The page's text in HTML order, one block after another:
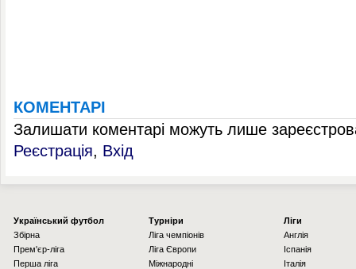
КОМЕНТАРІ
Залишати коментарі можуть лише
Реєстрація, Вхід
Українcький футбол
Збірна
Прем'єр-ліга
Перша ліга
Турніри
Ліга чемпіонів
Ліга Європи
Міжнародні
Ліги
Англія
Іспанія
Італія